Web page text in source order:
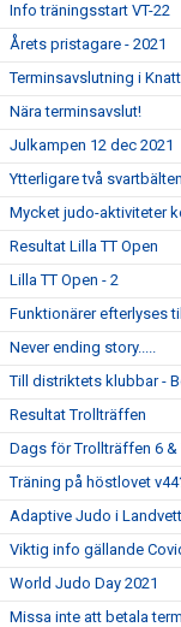
Info träningsstart VT-22
Årets pristagare - 2021
Terminsavslutning i
Nära terminsavslut!
Julkampen 12 dec 2021
Ytterligare två
Mycket judo-aktiviteter
Resultat Lilla TT Open
Lilla TT Open - 2
Funktionärer efterlyses
Never ending story.....
Till distriktets klubbar -
Resultat Trollträffen
Dags för Trollträffen 6 &
Träning på höstlovet
Adaptive Judo i
Viktig info gällande
World Judo Day 2021
Missa inte att betala